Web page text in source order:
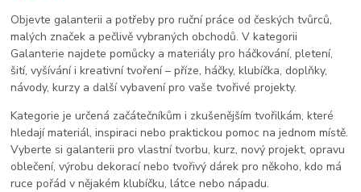
Objevte galanterii a potřeby pro ruční práce od českých tvůrců,
malých značek a pečlivě vybraných obchodů. V kategorii
Galanterie najdete pomůcky a materiály pro háčkování, pletení,
šití, vyšívání i kreativní tvoření – příze, háčky, klubíčka, doplňky,
návody, kurzy a další vybavení pro vaše tvořivé projekty.
Kategorie je určená začátečníkům i zkušenějším tvořilkám, které
hledají materiál, inspiraci nebo praktickou pomoc na jednom místě.
Vyberte si galanterii pro vlastní tvorbu, kurz, nový projekt, opravu
oblečení, výrobu dekorací nebo tvořivý dárek pro někoho, kdo má
ruce pořád v nějakém klubíčku, látce nebo nápadu.